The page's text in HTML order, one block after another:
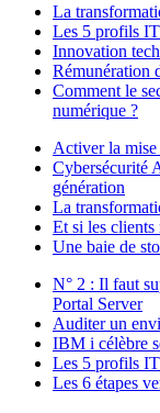
La
Les 5 profils
Innovation
Rémunération
Comment le
numérique ?
Activer la
Cybersécurité
génération
La
Et si les clients
Une baie de
N° 2 : Il faut
Portal Server
Auditer un
IBM i célèbre
Les 5 profils
Les 6 étapes